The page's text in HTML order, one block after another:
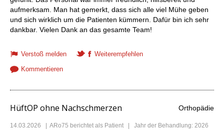
aufmerksam. Man hat gemerkt, dass sich alle viel Mühe geben
und sich wirklich um die Patienten kümmern. Dafür bin ich sehr
dankbar. Vielen Dank an das gesamte Team!
Verstoß melden
Weiterempfehlen
Kommentieren
HüftOP ohne Nachschmerzen Orthopädie
14.03.2026 ARo75 berichtet als Patient | Jahr der Behandlung: 2026